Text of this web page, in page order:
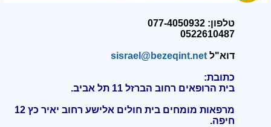
טלפון: 077-4050932
0522610487
דוא"לsisrael@bezeqint.net
כתובת:
בית הרופאים רחוב הברזל 11 תל אביב.
מרפאות מומחים בית חולים אלישע רחוב יאיר כץ 12
חיפה.